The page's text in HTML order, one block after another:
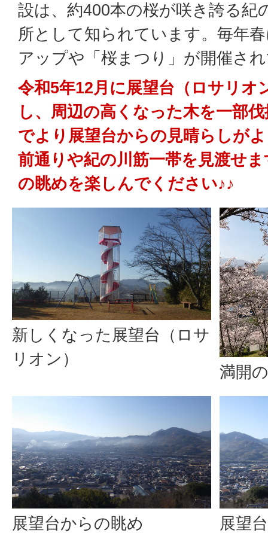
設は、約400本の桜が咲き誇る紀
所として知られています。毎年
アップや「桜まつり」が開催さ
令和5年12月に展望台（ロサリオ
し、周辺の高くなった木を一部
でより展望台からの見晴らしが
前通りや紀の川筋一帯を見渡せ
の眺めを楽しんでください♪♪
新しくなった展望台（ロサ
リオン）
満開
展望台からの眺め 展望